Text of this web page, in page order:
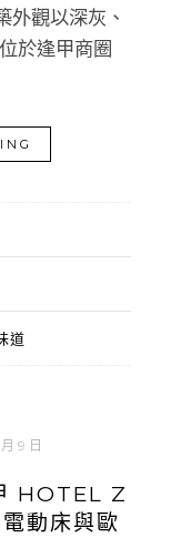
外觀以深灰、
於逢甲商圈
道
9 日
HOTEL Z
動床與歐